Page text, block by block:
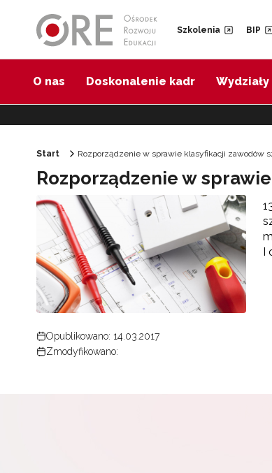
Szkolenia BIP
O nas Doskonalenie kadr
Start Rozporządzenie w sprawie klasyfikacji zawodów
Rozporządzenie w
I
Opublikowano: 14.03.2017
Zmodyfikowano: